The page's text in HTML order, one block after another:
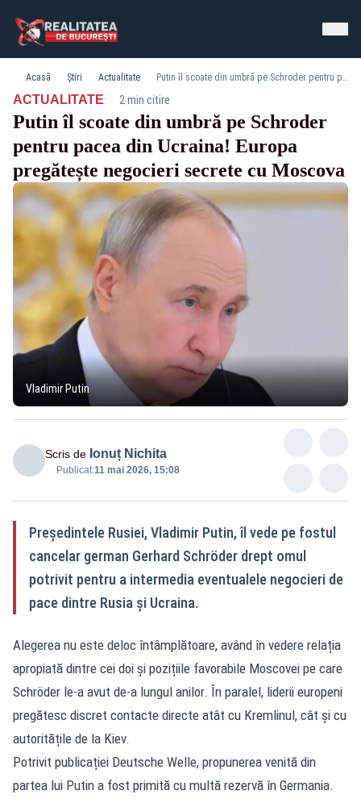
Acasă Știri Actualitate Putin îl scoate din umbră pe Schroder pentru pacea din Ucraina! Europa pregătește negocieri secrete cu Moscova
ACTUALITATE· 2 min citire
Putin îl scoate din umbră pe Schroder
pentru pacea din Ucraina! Europa
pregătește negocieri secrete cu Moscova
Vladimir Putin
Scris de Ionuț Nichita
Publicat:11 mai 2026, 15:08
Președintele Rusiei, Vladimir Putin, îl vede pe fostul
cancelar german Gerhard Schröder drept omul
potrivit pentru a intermedia eventualele negocieri de
pace dintre Rusia și Ucraina.
Alegerea nu este deloc întâmplătoare, având în vedere relația
apropiată dintre cei doi și pozițiile favorabile Moscovei pe care
Schröder le-a avut de-a lungul anilor. În paralel, liderii europeni
pregătesc discret contacte directe atât cu Kremlinul, cât și cu
autoritățile de la Kiev.
Potrivit publicației Deutsche Welle, propunerea venită din
partea lui Putin a fost primită cu multă rezervă în Germania.